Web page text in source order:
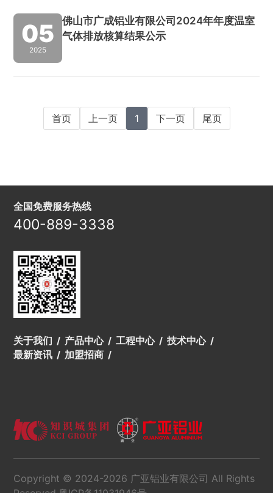
05
2025
佛山市广成铝业有限公司2024年年度温室
气体排放核算结果公示
首页 上一页 1 下一页 尾页
关于我们 产品中心 工程中心
技术中心
最新资讯
加盟招商
全国免费服务热线
400-889-3338
Copyright © 2024-2026 广亚铝业有限公司 All Rights